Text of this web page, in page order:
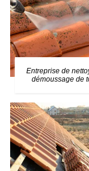
Entreprise de
démoussage de